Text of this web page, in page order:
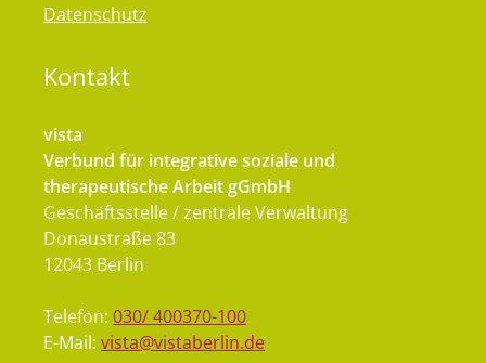
Datenschutz
Kontakt
vista
Verbund für integrative soziale und
therapeutische Arbeit gGmbH
Geschäftsstelle / zentrale Verwaltung
Donaustraße 83
12043 Berlin
Telefon: 030/ 400370-100
E-Mail: vista@vistaberlin.de